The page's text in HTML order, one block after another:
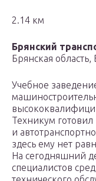
2.14 км
Брянский
Брянская
Учебное
Техникум
и
здесь ему нет
На сегодняшний
специалистов